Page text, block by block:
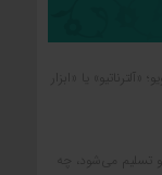
می‌شود، چه